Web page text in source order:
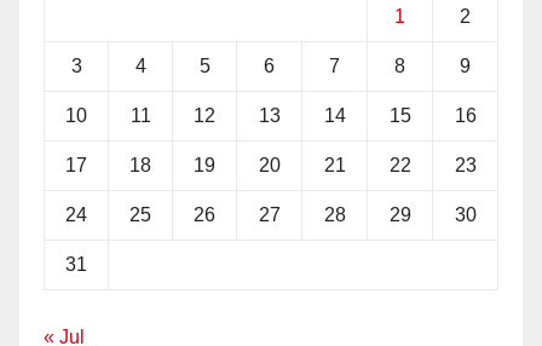
1 2
3 4 5 6 7 8 9
10 11 12 13 14 15 16
17 18 19 20 21 22 23
24 25 26 27 28 29 30
31
« Jul